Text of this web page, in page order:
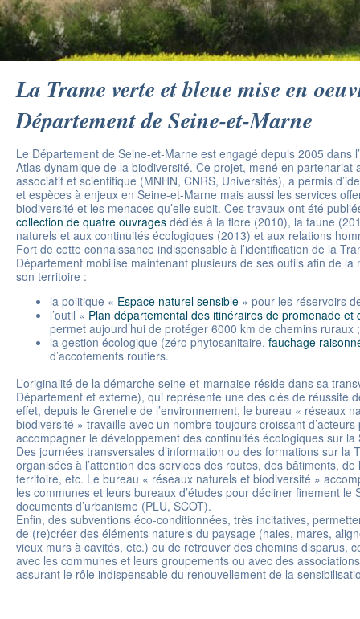
La Trame verte et bleue mise en
Département de Seine-et-Marne
Le Département de Seine-et-Marne est engagé depuis 2005 dans
Atlas dynamique de la biodiversité. Ce projet, mené en partenariat
associatif et scientifique (MNHN, CNRS, Universités), a permis
et espèces à enjeux en Seine-et-Marne mais aussi les services
biodiversité et les menaces qu’elle subit. Ces travaux ont été
collection de quatre ouvrages dédiés à la flore (2010), la faune
naturels et aux continuités écologiques (2013) et aux relations
Fort de cette connaissance indispensable à l’identification de la
Département mobilise maintenant plusieurs de ses outils afin de
son territoire :
la politique « Espace naturel sensible» pour les réservoirs
l’outil « Plan départemental des itinéraires de promenade et
permet aujourd’hui de protéger 6000 km de chemins ruraux ;
la gestion écologique (zéro phytosanitaire, fauchage
d’accotements routiers.
L’originalité de la démarche seine-et-marnaise réside dans sa
Département et externe), qui représente une des clés de réussite
effet, depuis le Grenelle de l’environnement, le bureau « réseaux
biodiversité » travaille avec un nombre toujours croissant
accompagner le développement des continuités écologiques sur
Des journées transversales d’information ou des formations sur la
organisées à l’attention des services des routes, des bâtiments, de
territoire, etc. Le bureau « réseaux naturels et biodiversité »
les communes et leurs bureaux d’études pour décliner finement le
documents d’urbanisme (PLU, SCOT).
Enfin, des subventions éco-conditionnées, très incitatives,
de (re)créer des éléments naturels du paysage (haies, mares,
vieux murs à cavités, etc.) ou de retrouver des chemins disparus,
avec les communes et leurs groupements ou avec des
assurant le rôle indispensable du renouvellement de la